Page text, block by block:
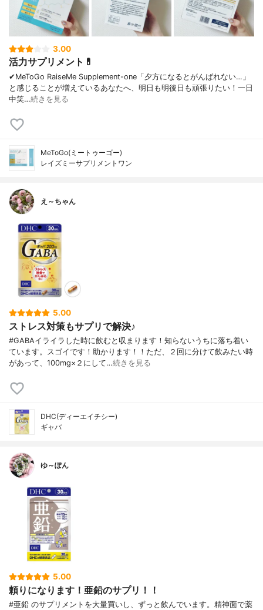
3.00
活力サプリメント💊
✔︎MeToGo RaiseMe Supplement-one「夕方になるとがんばれない…」
と感じることが増えているあなたへ、明日も明後日も頑張りたい！一日
中笑…続きを見る
MeToGo(ミートゥーゴー)
レイズミーサプリメントワン
え～ちゃん
5.00
ストレス対策もサプリで解決♪
#GABAイライラした時に飲むと収まります！知らないうちに落ち着い
ています。スゴイです！助かります！！ただ、２回に分けて飲みたい時
があって、100mg×２にして…続きを見る
DHC(ディーエイチシー)
ギャバ
ゆ～ぽん
5.00
頼りになります！亜鉛のサプリ！！
#亜鉛 のサプリメントを大量買いし、ずっと飲んでいます。精神面で薬